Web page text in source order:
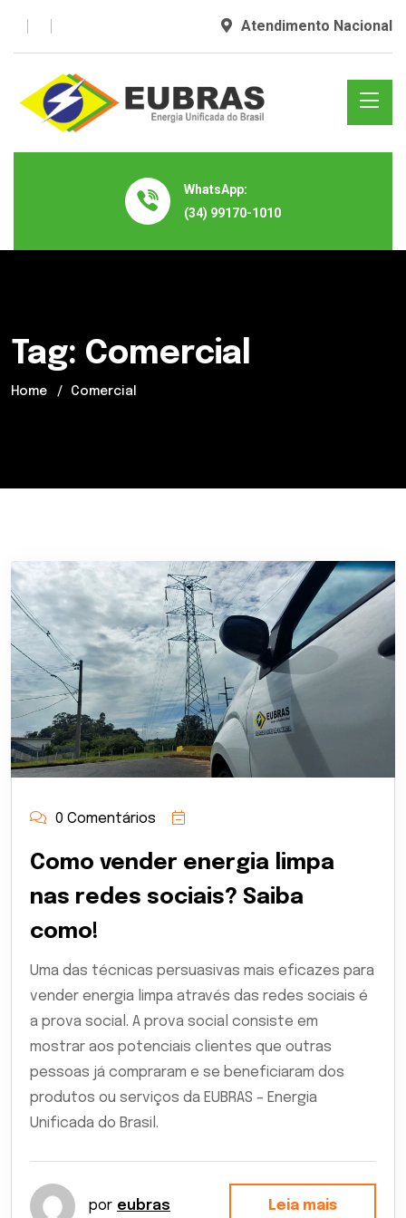
Atendimento Nacional
WhatsApp:
(34) 99170-1010
Tag: Comercial
Home Comercial
0 Comentários
Como vender energia limpa
nas redes sociais? Saiba
como!
Uma das técnicas persuasivas mais eficazes para
vender energia limpa através das redes sociais é
a prova social. A prova social consiste em
mostrar aos potenciais clientes que outras
pessoas já compraram e se beneficiaram dos
produtos ou serviços da EUBRAS – Energia
Unificada do Brasil.
por eubras Leia mais